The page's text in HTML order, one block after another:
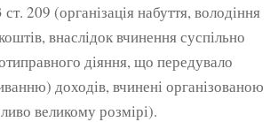
209 (організація набуття, володіння
внаслідок вчинення суспільно
діяння, що передувало
доходів, вчинені організованою
великому розмірі).